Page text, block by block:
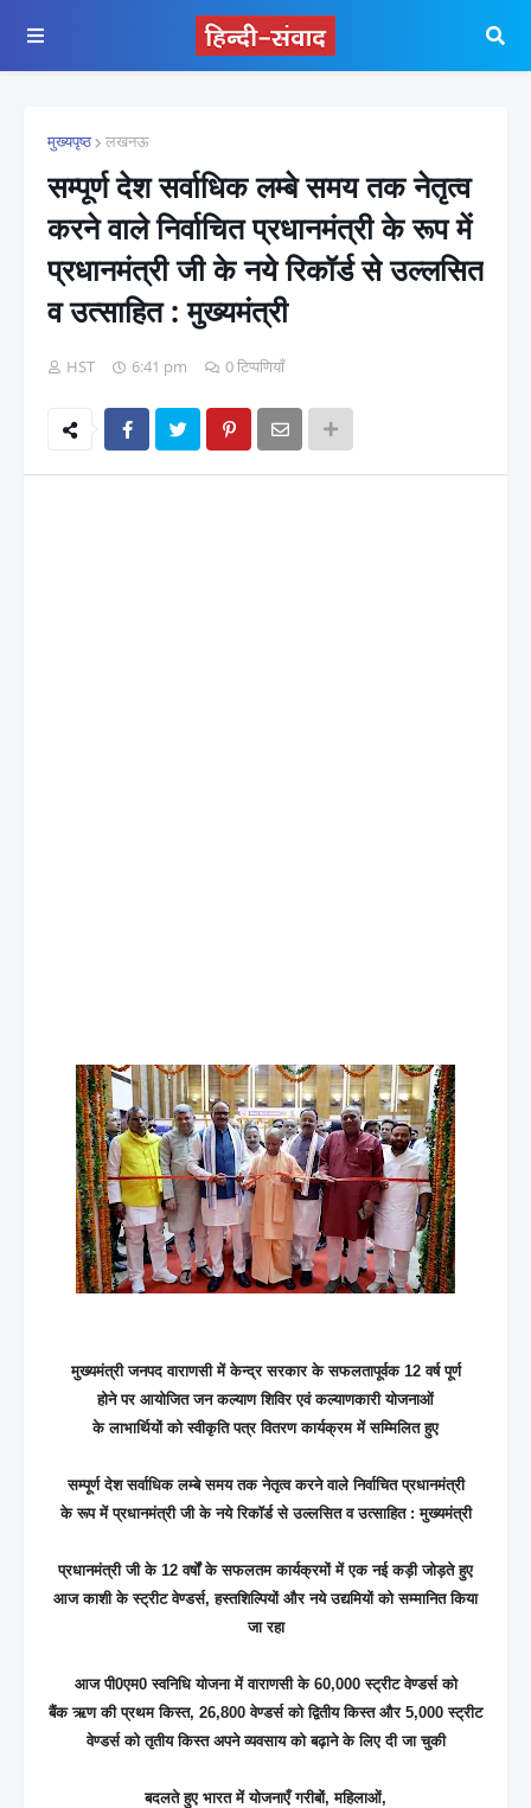
मुख्यपृष्ठ लखनऊ
सम्पूर्ण देश सर्वाधिक लम्बे समय तक नेतृत्व
करने वाले निर्वाचित प्रधानमंत्री के रूप में
प्रधानमंत्री जी के नये रिकॉर्ड से उल्लसित
व उत्साहित : मुख्यमंत्री
HST 6:41 pm 0 टिप्पणियाँ
मुख्यमंत्री जनपद वाराणसी में केन्द्र सरकार के सफलतापूर्वक 12 वर्ष पूर्ण
होने पर आयोजित जन कल्याण शिविर एवं कल्याणकारी योजनाओं
के लाभार्थियों को स्वीकृति पत्र वितरण कार्यक्रम में सम्मिलित हुए
सम्पूर्ण देश सर्वाधिक लम्बे समय तक नेतृत्व करने वाले निर्वाचित प्रधानमंत्री
के रूप में प्रधानमंत्री जी के नये रिकॉर्ड से उल्लसित व उत्साहित : मुख्यमंत्री
प्रधानमंत्री जी के 12 वर्षों के सफलतम कार्यक्रमों में एक नई कड़ी जोड़ते हुए
आज काशी के स्ट्रीट वेण्डर्स, हस्तशिल्पियों और नये उद्यमियों को सम्मानित किया
जा रहा
आज पी0एम0 स्वनिधि योजना में वाराणसी के 60,000 स्ट्रीट वेण्डर्स को
बैंक ऋण की प्रथम किस्त, 26,800 वेण्डर्स को द्वितीय किस्त और 5,000 स्ट्रीट
वेण्डर्स को तृतीय किस्त अपने व्यवसाय को बढ़ाने के लिए दी जा चुकी
बदलते हुए भारत में योजनाएँ गरीबों, महिलाओं,